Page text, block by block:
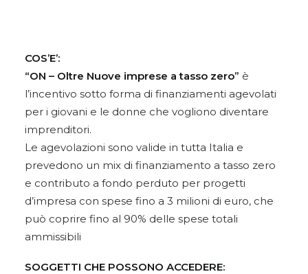
COS’E’:
“ON – Oltre Nuove imprese a tasso zero” è
l’incentivo sotto forma di finanziamenti agevolati
per i giovani e le donne che vogliono diventare
imprenditori.
Le agevolazioni sono valide in tutta Italia e
prevedono un mix di finanziamento a tasso zero
e contributo a fondo perduto per progetti
d’impresa con spese fino a 3 milioni di euro, che
può coprire fino al 90% delle spese totali
ammissibili
SOGGETTI CHE POSSONO ACCEDERE: